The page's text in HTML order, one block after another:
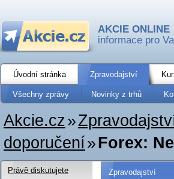
AKCIE ONLINE
informace pro
Úvodní stránka Zpravodajství
Všechny zprávy Novinky z trhů
Akcie.cz»
doporučení»Forex:
Zpravodajství
Právě diskutujete